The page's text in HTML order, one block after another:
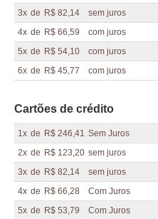
3x de R$ 82,14 sem juros
4x de R$ 66,59 com juros
5x de R$ 54,10 com juros
6x de R$ 45,77 com juros
Cartões de crédito
1x de R$ 246,41 Sem Juros
2x de R$ 123,20 sem juros
3x de R$ 82,14 sem juros
4x de R$ 66,28 Com Juros
5x de R$ 53,79 Com Juros